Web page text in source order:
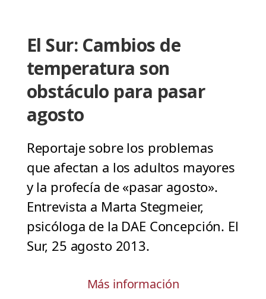
El Sur: Cambios de
temperatura son
obstáculo para pasar
agosto
Reportaje sobre los problemas
que afectan a los adultos mayores
y la profecía de «pasar agosto».
Entrevista a Marta Stegmeier,
psicóloga de la DAE Concepción. El
Sur, 25 agosto 2013.
Más información